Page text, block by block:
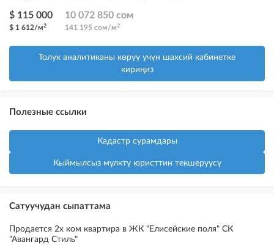
$ 115 000
$ 1 612/м2
10 072 850 сом
141 195 сом/м2
Толук аналитиканы көрүү үчүн шахсий кабинетке
кириңиз
Полезные ссылки
Кадастр сурамдары
Кыймылсыз мүлктү юристтин текшерүүсү
Сатуучудан сыпаттама
Продается 2х ком квартира в ЖК "Елисейские поля" СК
"Авангард Стиль"